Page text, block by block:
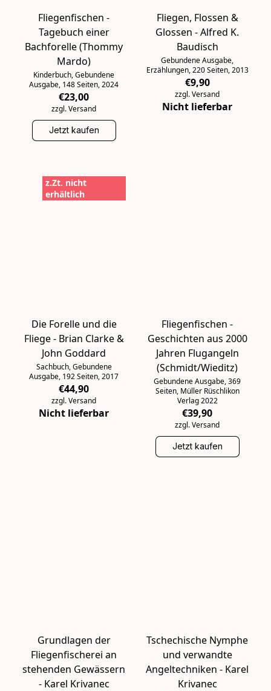
Fliegenfischen -
Tagebuch einer
Bachforelle (Thommy
Mardo)
Kinderbuch, Gebundene
Ausgabe, 148 Seiten, 2024
€23,00
zzgl. Versand
Jetzt kaufen
Fliegen, Flossen &
Glossen - Alfred K.
Baudisch
Gebundene Ausgabe,
Erzählungen, 220 Seiten, 2013
€9,90
zzgl. Versand
Nicht lieferbar
z.Zt. nicht
erhältlich
Die Forelle und die
Fliege - Brian Clarke &
John Goddard
Sachbuch, Gebundene
Ausgabe, 192 Seiten, 2017
€44,90
zzgl. Versand
Nicht lieferbar
Fliegenfischen -
Geschichten aus 2000
Jahren Flugangeln
(Schmidt/Wieditz)
Gebundene Ausgabe, 369
Seiten, Müller Rüschlikon
Verlag 2022
€39,90
zzgl. Versand
Jetzt kaufen
Grundlagen der
Fliegenfischerei an
stehenden Gewässern
- Karel Krivanec
Tschechische Nymphe
und verwandte
Angeltechniken - Karel
Krivanec